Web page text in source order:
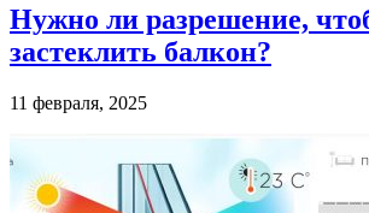
Нужно ли разрешение,
застеклить балкон?
11 февраля, 2025